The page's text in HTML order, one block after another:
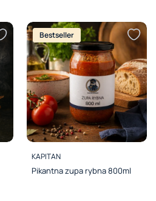
Bestseller
PRODUCENT
KAPITAN
Pikantna zupa rybna 800ml